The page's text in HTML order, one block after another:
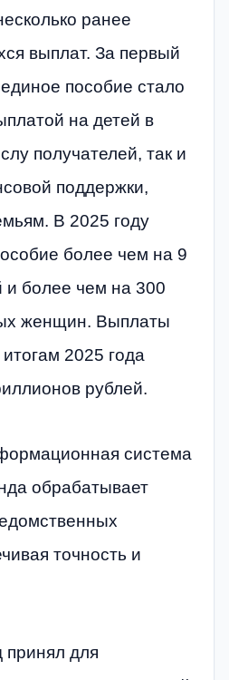
ранее
выплат. За первый
пособие стало
на детей в
получателей, так и
поддержки,
В 2025 году
более чем на 9
и более чем на 300
женщин. Выплаты
2025 года
рублей.
система
обрабатывает
точность и
принял для